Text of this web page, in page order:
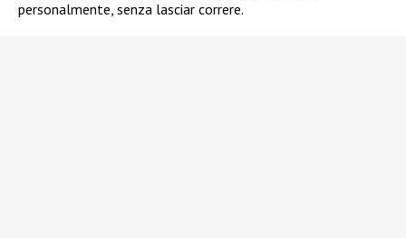
personalmente, senza lasciar correre.